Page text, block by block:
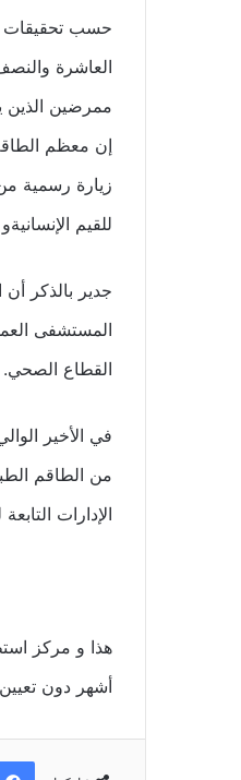
حسب تحقيقات
العاشرة
ممرضين الذين
إن معظم
زيارة رسمية
للقيم
جدير بالذكر
المستشفى
القطاع الصحي.
في الأخير
من الطاقم
الإدارات
هذا و مركز
أشهر دون